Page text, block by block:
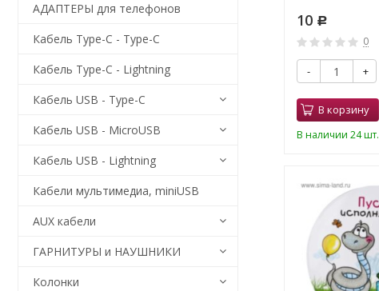
10 Р
0
- +
В корзину
В наличии 24 шт.
АДАПТЕРЫ для телефонов
Кабель Type-C - Type-C
Кабель Type-C - Lightning
Кабель USB - Type-C
Кабель USB - MicroUSB
Кабель USB - Lightning
Кабели мультимедиа, miniUSB
AUX кабели
ГАРНИТУРЫ и НАУШНИКИ
Колонки